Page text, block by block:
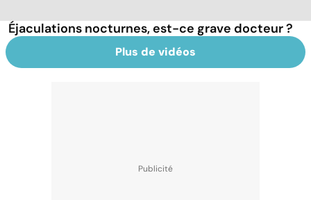
Éjaculations nocturnes, est-ce grave docteur ?
Plus de vidéos